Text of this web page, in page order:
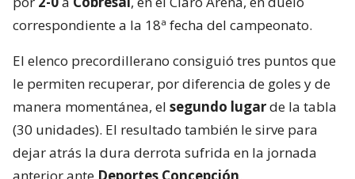
correspondiente a la 18ª fecha del campeonato.
El elenco precordillerano consiguió tres puntos que
le permiten recuperar, por diferencia de goles y de
manera momentánea, el segundo lugarde la tabla
(30 unidades). El resultado también le sirve para
dejar atrás la dura derrota sufrida en la jornada